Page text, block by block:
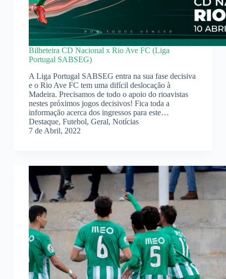
Bilheteira CD Nacional x Rio Ave FC (Liga
Portugal SABSEG)
A Liga Portugal SABSEG entra na sua fase decisiva
e o Rio Ave FC tem uma difícil deslocação à
Madeira. Precisamos de todo o apoio do rioavistas
nestes próximos jogos decisivos! Fica toda a
informação acerca dos ingressos para este…
Destaque, Futebol, Geral, Notícias
7 de Abril, 2022